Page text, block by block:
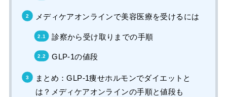
メディケアオンラインで美容医療を受けるには
診察から受け取りまでの手順
GLP-1の値段
まとめ：GLP-1痩せホルモンでダイエットと
は？メディケアオンラインの手順と値段も